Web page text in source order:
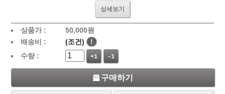
상세보기
상품가 : 50,000원
배송비 :
(조건)
!
수량 :
+1 -1
구매하기